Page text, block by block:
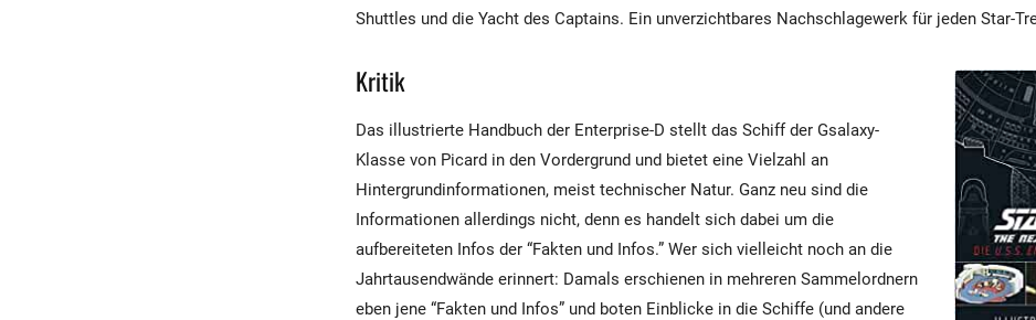
Shuttles und die Yacht des Captains. Ein unverzichtbares Nachschlagewerk für jeden Star-
Kritik
Das illustrierte Handbuch der Enterprise-D stellt das Schiff der Gsalaxy-
Klasse von Picard in den Vordergrund und bietet eine Vielzahl an
Hintergrundinformationen, meist technischer Natur. Ganz neu sind die
Informationen allerdings nicht, denn es handelt sich dabei um die
aufbereiteten Infos der “Fakten und Infos.” Wer sich vielleicht noch an die
Jahrtausendwände erinnert: Damals erschienen in mehreren Sammelordnern
eben jene “Fakten und Infos” und boten Einblicke in die Schiffe (und andere